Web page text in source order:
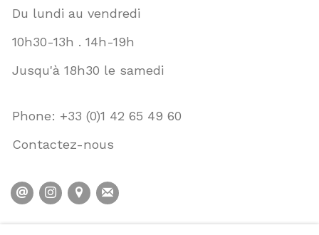
Du lundi au vendredi
10h30-13h . 14h-19h
Jusqu'à 18h30 le samedi
Phone: +33 (0)1 42 65 49 60
Contactez-nous